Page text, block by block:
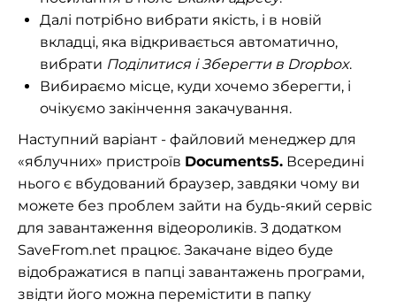
Далі потрібно вибрати якість, і в новій
вкладці, яка відкривається автоматично,
вибрати Поділитися і Зберегти в Dropbox.
Вибираємо місце, куди хочемо зберегти, і
очікуємо закінчення закачування.
Наступний варіант - файловий менеджер для
«яблучних» пристроїв Documents5. Всередині
нього є вбудований браузер, завдяки чому ви
можете без проблем зайти на будь-який сервіс
для завантаження відеороликів. З додатком
SaveFrom.net працює. Закачане відео буде
відображатися в папці завантажень програми,
звідти його можна перемістити в папку